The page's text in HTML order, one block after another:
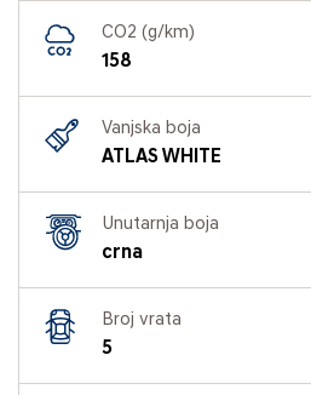
CO2 (g/km)
158
Vanjska boja
ATLAS WHITE
Unutarnja boja
crna
Broj vrata
5